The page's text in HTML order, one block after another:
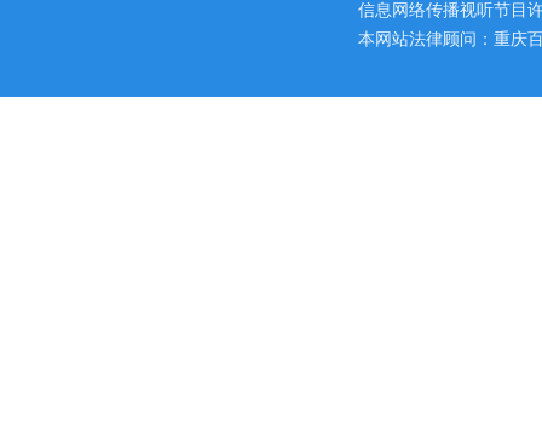
信息网络传播视听节目
本网站法律顾问：重庆